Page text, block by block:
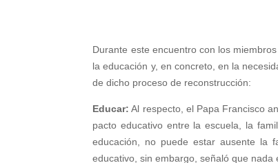
Durante este encuentro con los
la educación y, en concreto, en la
de dicho proceso de reconstrucción:
Educar: Al respecto, el Papa Francisco
pacto educativo entre la escuela, la
educación, no puede estar ausente la
educativo, sin embargo, señaló que nada